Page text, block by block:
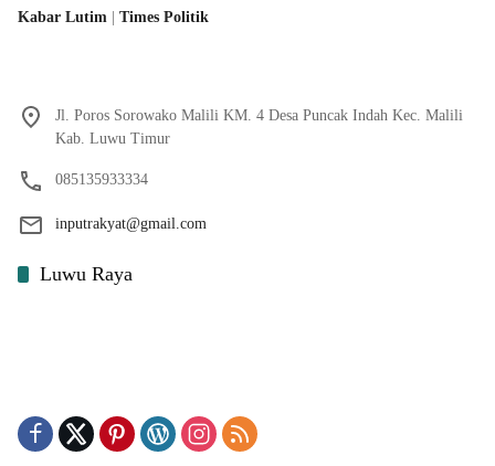
Kabar Lutim Times Politik
Jl. Poros Sorowako Malili KM. 4 Desa Puncak Indah Kec. Malili
Kab. Luwu Timur
085135933334
inputrakyat@gmail.com
Luwu Raya